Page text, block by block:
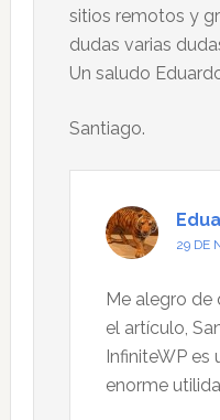
sitios remotos y
dudas varias
Un saludo
Santiago.
29 DE
Me alegro de
el artículo,
InfiniteWP es
enorme